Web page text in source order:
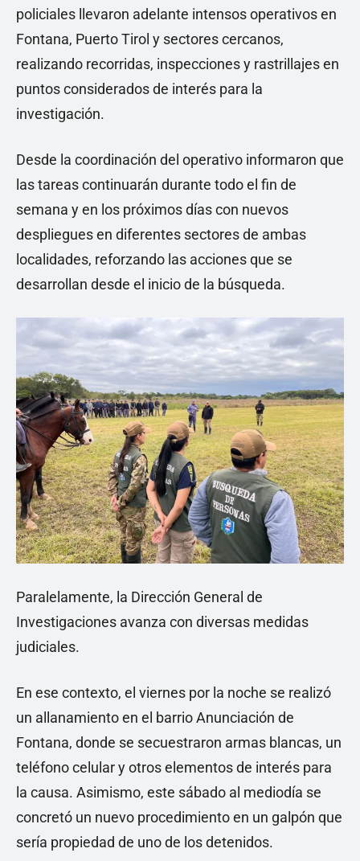
policiales llevaron adelante intensos operativos en
Fontana, Puerto Tirol y sectores cercanos,
realizando recorridas, inspecciones y rastrillajes en
puntos considerados de interés para la
investigación.
Desde la coordinación del operativo informaron que
las tareas continuarán durante todo el fin de
semana y en los próximos días con nuevos
despliegues en diferentes sectores de ambas
localidades, reforzando las acciones que se
desarrollan desde el inicio de la búsqueda.
Paralelamente, la Dirección General de
Investigaciones avanza con diversas medidas
judiciales.
En ese contexto, el viernes por la noche se realizó
un allanamiento en el barrio Anunciación de
Fontana, donde se secuestraron armas blancas, un
teléfono celular y otros elementos de interés para
la causa. Asimismo, este sábado al mediodía se
concretó un nuevo procedimiento en un galpón que
sería propiedad de uno de los detenidos.